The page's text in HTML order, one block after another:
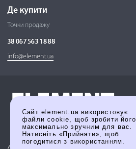
Де купити
Точки продажу
38 067 563 18 88
info@element.ua
Сайт element.ua використовує
файли cookie, щоб зробити його
максимально зручним для вас.
Натисніть «Прийняти», щоб
погодитися з використанням.